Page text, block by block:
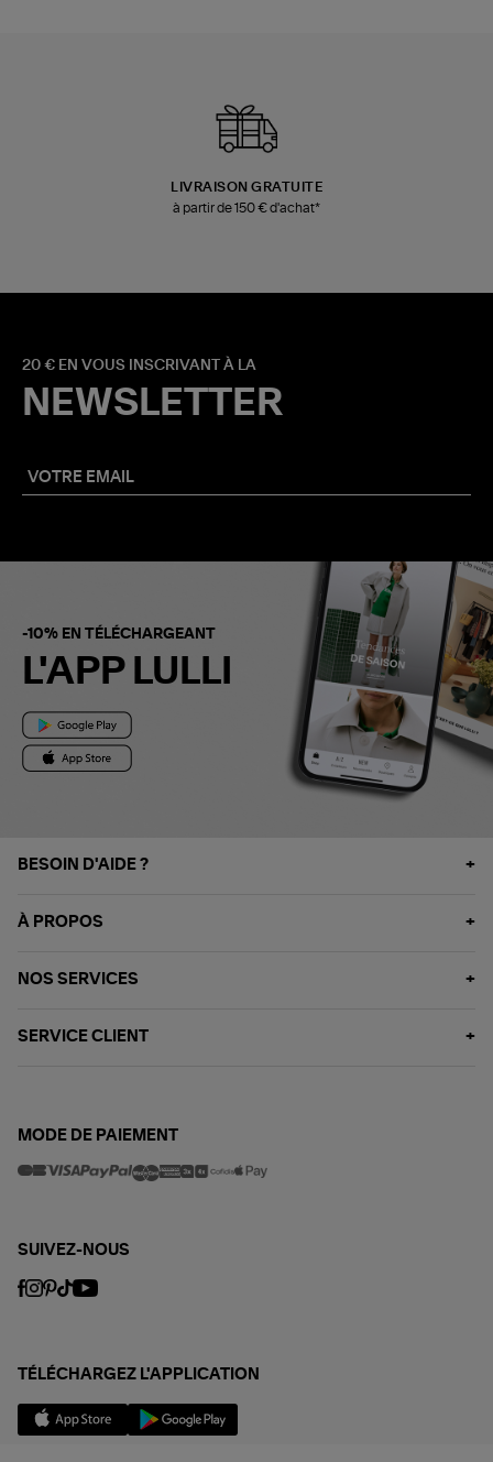
LIVRAISON GRATUITE
à partir de 150 € d'achat*
20 € EN VOUS INSCRIVANT À LA
NEWSLETTER
-10% EN TÉLÉCHARGEANT
L'APP LULLI
BESOIN D'AIDE ?
À PROPOS
NOS SERVICES
SERVICE CLIENT
MODE DE PAIEMENT
SUIVEZ-NOUS
TÉLÉCHARGEZ L'APPLICATION